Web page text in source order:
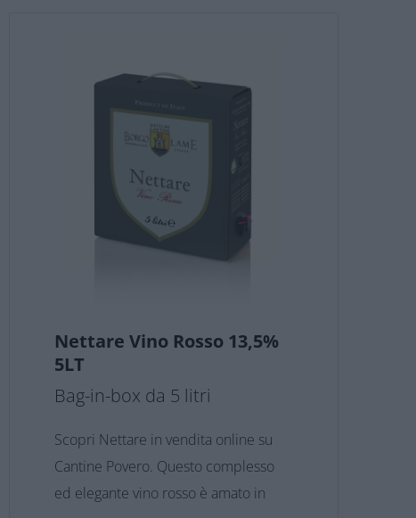
Nettare Vino Rosso 13,5%
5LT
Bag-in-box da 5 litri
Scopri Nettare in vendita online su
Cantine Povero. Questo complesso
ed elegante vino rosso è amato in